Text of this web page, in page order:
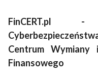
FinCERT.pl -
Centrum
Finansowego